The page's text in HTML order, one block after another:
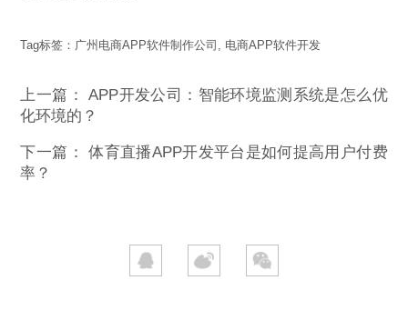
Tag标签： 广州电商APP软件制作公司 , 电商APP软件开发
上一篇：APP开发公司：智能环境监测系统是怎么优
化环境的？
下一篇：体育直播APP开发平台是如何提高用户付费
率？